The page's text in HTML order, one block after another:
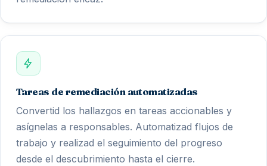
Tareas de remediación automatizadas
Convertid los hallazgos en tareas accionables y
asígnelas a responsables. Automatizad flujos de
trabajo y realizad el seguimiento del progreso
desde el descubrimiento hasta el cierre.